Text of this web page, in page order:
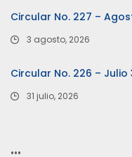
Circular No. 227 –
3 agosto, 2026
Circular No. 226 – Julio
31 julio, 2026
…